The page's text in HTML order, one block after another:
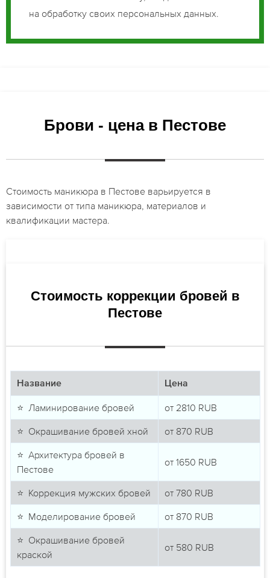
на обработку своих персональных данных.
Брови - цена в Пестове
Стоимость маникюра в Пестове варьируется в
зависимости от типа маникюра, материалов и
квалификации мастера.
Стоимость коррекции бровей в
Пестове
Название Цена
⭐ Ламинирование бровей от 2810 RUB
⭐ Окрашивание бровей хной от 870 RUB
⭐ Архитектура бровей в
Пестове
от 1650 RUB
⭐ Коррекция мужских бровей от 780 RUB
⭐ Моделирование бровей от 870 RUB
⭐ Окрашивание бровей
краской
от 580 RUB